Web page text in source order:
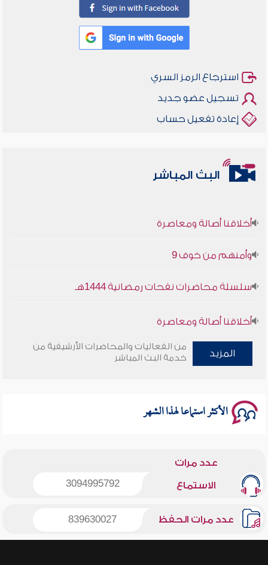
استرجاع الرمز السري
تسجيل عضو جديد
إعادة تفعيل حساب
البث المباشر
أخلاقنا أصالة ومعاصرة
وأمنهم من خوف 9
سلسلة محاضرات نفحات رمضانية 1444هـ
أخلاقنا أصالة ومعاصرة
وأمنهم من خوف 9
المزيد
من الفعاليات والمحاضرات الأرشيفية من
خدمة البث المباشر
الأكثر استماعا لهذا الشهر
عدد مرات
الاستماع 3094995792
عدد مرات الحفظ 839630027